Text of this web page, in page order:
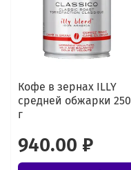
Кофе в зернах ILLY
средней обжарки 250
г
940.00 ₽